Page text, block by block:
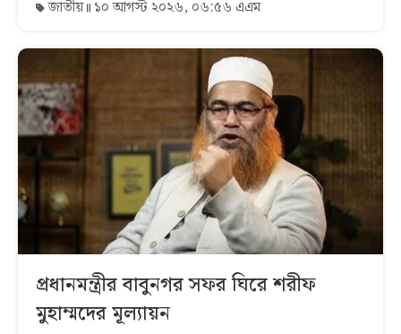
জাতীয় ১০ আগস্ট ২০২৬, ০৬:৫৬ এএম
প্রধানমন্ত্রীর বাবুনগর সফর ঘিরে শরীফ
মুহাম্মদের মূল্যায়ন